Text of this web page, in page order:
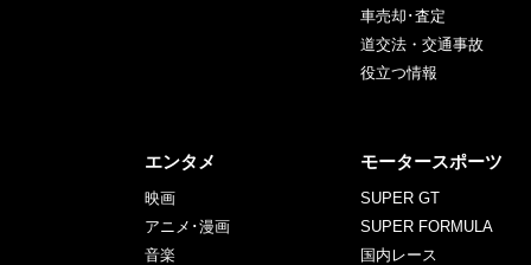
車売却･査定
道交法・交通事故
役立つ情報
エンタメ
映画
アニメ･漫画
音楽
モータースポーツ
SUPER GT
SUPER FORMULA
国内レース